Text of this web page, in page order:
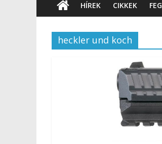
HÍREK CIKKEK
heckler und koch